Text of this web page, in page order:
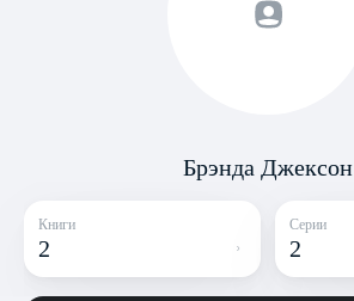
Брэнда Джексон
Книги
2
Серии
2